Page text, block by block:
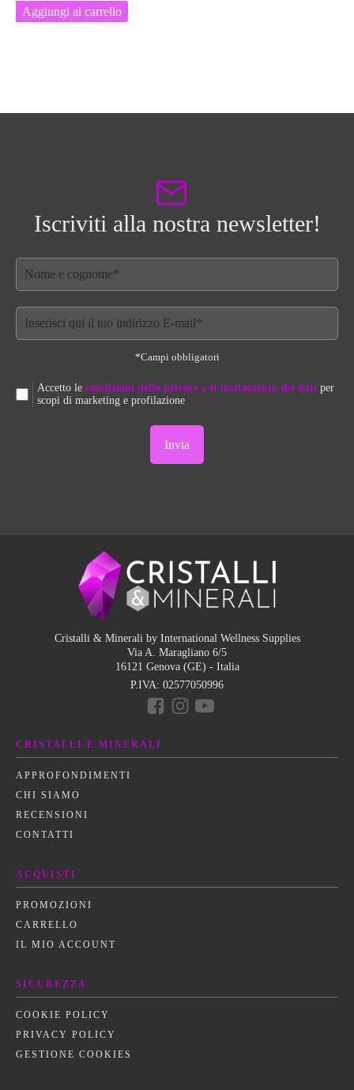
Aggiungi al carrello
Iscriviti alla nostra newsletter!
*Campi obbligatori
Accetto le condizioni della privacy e il trattamento dei dati per
scopi di marketing e profilazione
Cristalli & Minerali by International Wellness Supplies
Via A. Maragliano 6/5
16121 Genova (GE) - Italia
P.IVA: 02577050996
CRISTALLI E MINERALI
APPROFONDIMENTI
CHI SIAMO
RECENSIONI
CONTATTI
ACQUISTI
PROMOZIONI
CARRELLO
IL MIO ACCOUNT
SICUREZZA
COOKIE POLICY
PRIVACY POLICY
GESTIONE COOKIES